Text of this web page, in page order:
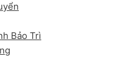
Bảo Trì